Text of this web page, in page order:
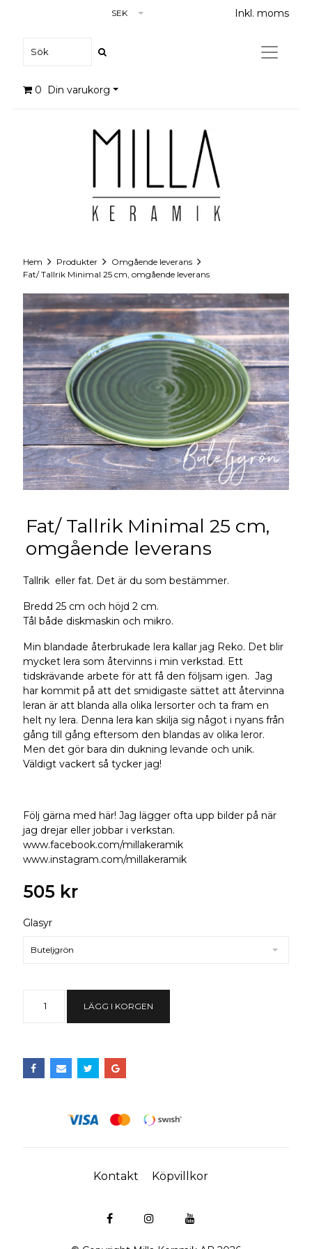
SEK Inkl. moms
0 Din varukorg
Hem Produkter
Omgående leverans
Fat/ Tallrik Minimal 25 cm, omgående leverans
Fat/ Tallrik Minimal 25 cm,
omgående leverans
Tallrik eller fat. Det är du som bestämmer.
Bredd 25 cm och höjd 2 cm.
Tål både diskmaskin och mikro.
Min blandade återbrukade lera kallar jag Reko. Det blir
mycket lera som återvinns i min verkstad. Ett
tidskrävande arbete för att få den följsam igen. Jag
har kommit på att det smidigaste sättet att återvinna
leran är att blanda alla olika lersorter och ta fram en
helt ny lera. Denna lera kan skilja sig något i nyans från
gång till gång eftersom den blandas av olika leror.
Men det gör bara din dukning levande och unik.
Väldigt vackert så tycker jag!
Följ gärna med här! Jag lägger ofta upp bilder på när
jag drejar eller jobbar i verkstan.
www.facebook.com/millakeramik
www.instagram.com/millakeramik
505 kr
Glasyr
Buteljgrön
LÄGG I KORGEN
Kontakt Köpvillkor